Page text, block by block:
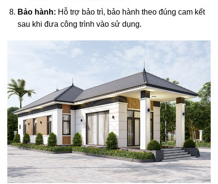
Bảo hành: Hỗ trợ bảo trì, bảo hành theo đúng cam kết
sau khi đưa công trình vào sử dụng.